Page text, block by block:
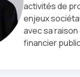
activités de
enjeux
avec sa
financier